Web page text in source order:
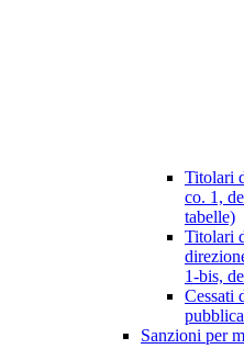
Titolari
co. 1,
tabelle)
Titolari
1-bis,
Cessati
Sanzioni per